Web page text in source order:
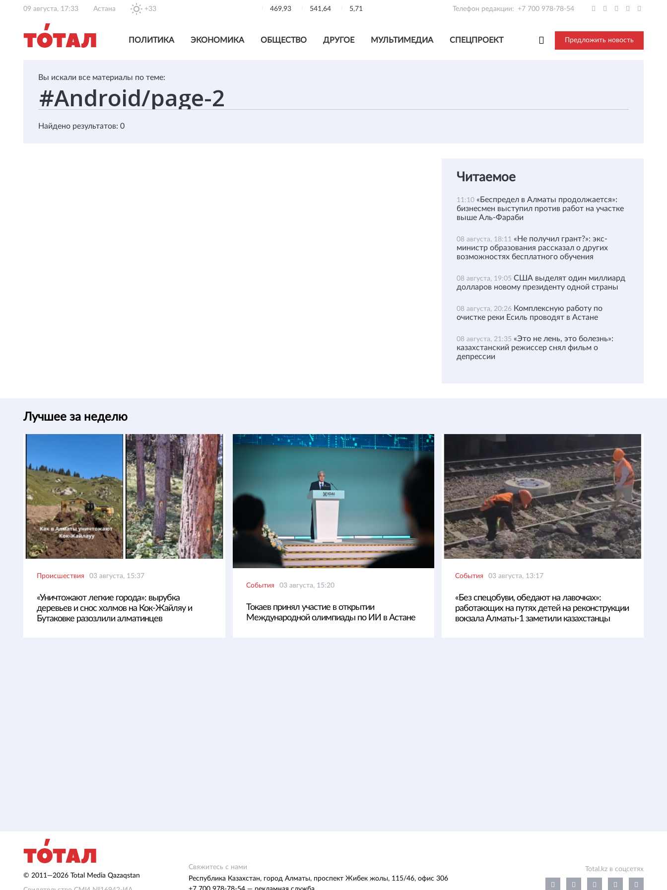
09 августа, 17:33 Астана +33 469,93 541,64 5,71 Телефон редакции: +7 700 978-78-54
ПОЛИТИКА ЭКОНОМИКА ОБЩЕСТВО ДРУГОЕ МУЛЬТИМЕДИА СПЕЦПРОЕКТ Предложить новость
Вы искали все материалы по теме:
Найдено результатов: 0
Читаемое
11:10 «Беспредел в Алматы продолжается»:
бизнесмен выступил против работ на участке
выше Аль-Фараби
08 августа, 18:11 «Не получил грант?»: экс-
министр образования рассказал о других
возможностях бесплатного обучения
08 августа, 19:05 США выделят один миллиард
долларов новому президенту одной страны
08 августа, 20:26 Комплексную работу по
очистке реки Есиль проводят в Астане
08 августа, 21:35 «Это не лень, это болезнь»:
казахстанский режиссер снял фильм о
депрессии
Лучшее за неделю
Происшествия 03 августа, 15:37
«Уничтожают легкие города»: вырубка
деревьев и снос холмов на Кок-Жайляу и
Бутаковке разозлили алматинцев
События 03 августа, 15:20
Токаев принял участие в открытии
Международной олимпиады по ИИ в Астане
События 03 августа, 13:17
«Без спецобуви, обедают на лавочках»:
работающих на путях детей на реконструкции
вокзала Алматы-1 заметили казахстанцы
© 2011—2026 Total Media Qazaqstan
Свяжитесь с нами
Республика Казахстан, город Алматы, проспект Жибек жолы, 115/46, офис 306
Total.kz в соцсетях